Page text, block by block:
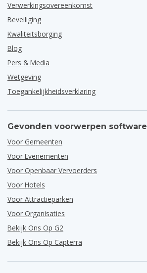
Verwerkingsovereenkomst
Beveiliging
Kwaliteitsborging
Blog
Pers & Media
Wetgeving
Toegankelijkheidsverklaring
Gevonden voorwerpen software
Voor Gemeenten
Voor Evenementen
Voor Openbaar Vervoerders
Voor Hotels
Voor Attractieparken
Voor Organisaties
Bekijk Ons Op G2
Bekijk Ons Op Capterra